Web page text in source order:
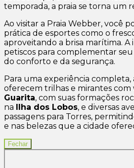
temporada, a praia se torna um
Ao visitar a Praia Webber, você
prática de esportes como o
aproveitando a brisa marítima.
petiscos para complementar
do conforto e da segurança.
Para uma experiência
oferecem trilhas e mirantes com
Guarita, com suas formações
na
Ilha dos Lobos, e diversas
passagens para Torres,
e nas belezas que a cidade
Fechar